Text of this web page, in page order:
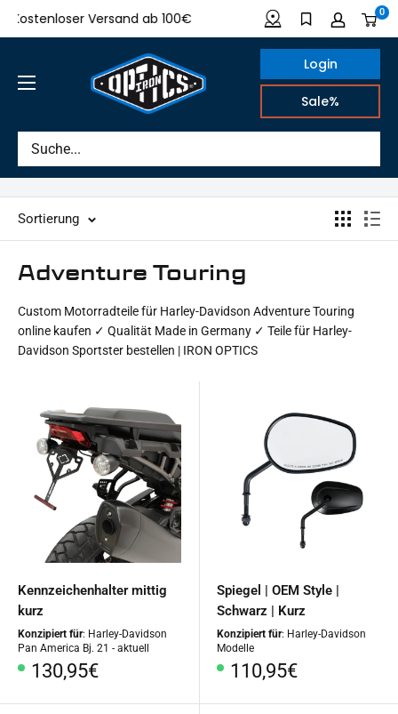
Direkt
zum
Kostenloser Versand ab 100€ Made in Germany
0
IRON
Login
Sale%
Sortierung
Adventure Touring
Custom Motorradteile für Harley-Davidson Adventure Touring
online kaufen ✓ Qualität Made in Germany ✓ Teile für Harley-
Davidson Sportster bestellen | IRON OPTICS
Kennzeichenhalter mittig
kurz
Konzipiert für: Harley-Davidson
Pan America Bj. 21 - aktuell
Sonderpreis
130,95€
Spiegel | OEM Style |
Schwarz | Kurz
Konzipiert für: Harley-Davidson
Modelle
Sonderpreis
110,95€